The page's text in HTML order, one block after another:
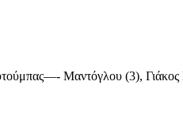
Μαντόγλου (3), Γιάκος